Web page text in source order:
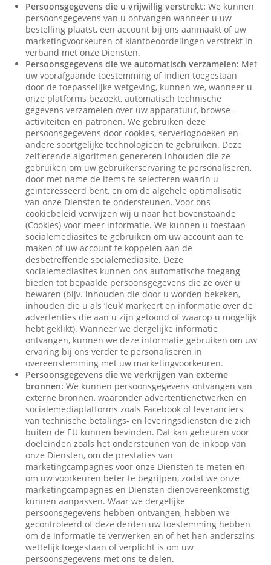
Persoonsgegevens die u vrijwillig verstrekt: We kunnen
persoonsgegevens van u ontvangen wanneer u uw
bestelling plaatst, een account bij ons aanmaakt of uw
marketingvoorkeuren of klantbeoordelingen verstrekt in
verband met onze Diensten.
Persoonsgegevens die we automatisch verzamelen: Met
uw voorafgaande toestemming of indien toegestaan
door de toepasselijke wetgeving, kunnen we, wanneer u
onze platforms bezoekt, automatisch technische
gegevens verzamelen over uw apparatuur, browse-
activiteiten en patronen. We gebruiken deze
persoonsgegevens door cookies, serverlogboeken en
andere soortgelijke technologieën te gebruiken. Deze
zelflerende algoritmen genereren inhouden die ze
gebruiken om uw gebruikerservaring te personaliseren,
door met name de items te selecteren waarin u
geïnteresseerd bent, en om de algehele optimalisatie
van onze Diensten te ondersteunen. Voor ons
cookiebeleid verwijzen wij u naar het bovenstaande
(Cookies) voor meer informatie. We kunnen u toestaan
socialemediasites te gebruiken om uw account aan te
maken of uw account te koppelen aan de
desbetreffende socialemediasite. Deze
socialemediasites kunnen ons automatische toegang
bieden tot bepaalde persoonsgegevens die ze over u
bewaren (bijv. inhouden die door u worden bekeken,
inhouden die u als ‘leuk’ markeert en informatie over de
advertenties die aan u zijn getoond of waarop u mogelijk
hebt geklikt). Wanneer we dergelijke informatie
ontvangen, kunnen we deze informatie gebruiken om uw
ervaring bij ons verder te personaliseren in
overeenstemming met uw marketingvoorkeuren.
Persoonsgegevens die we verkrijgen van externe
bronnen: We kunnen persoonsgegevens ontvangen van
externe bronnen, waaronder advertentienetwerken en
socialemediaplatforms zoals Facebook of leveranciers
van technische betalings- en leveringsdiensten die zich
buiten de EU kunnen bevinden. Dat kan gebeuren voor
doeleinden zoals het ondersteunen van de inkoop van
onze Diensten, om de prestaties van
marketingcampagnes voor onze Diensten te meten en
om uw voorkeuren beter te begrijpen, zodat we onze
marketingcampagnes en Diensten dienovereenkomstig
kunnen aanpassen. Waar we dergelijke
persoonsgegevens hebben ontvangen, hebben we
gecontroleerd of deze derden uw toestemming hebben
om de informatie te verwerken en of het hen anderszins
wettelijk toegestaan of verplicht is om uw
persoonsgegevens met ons te delen.